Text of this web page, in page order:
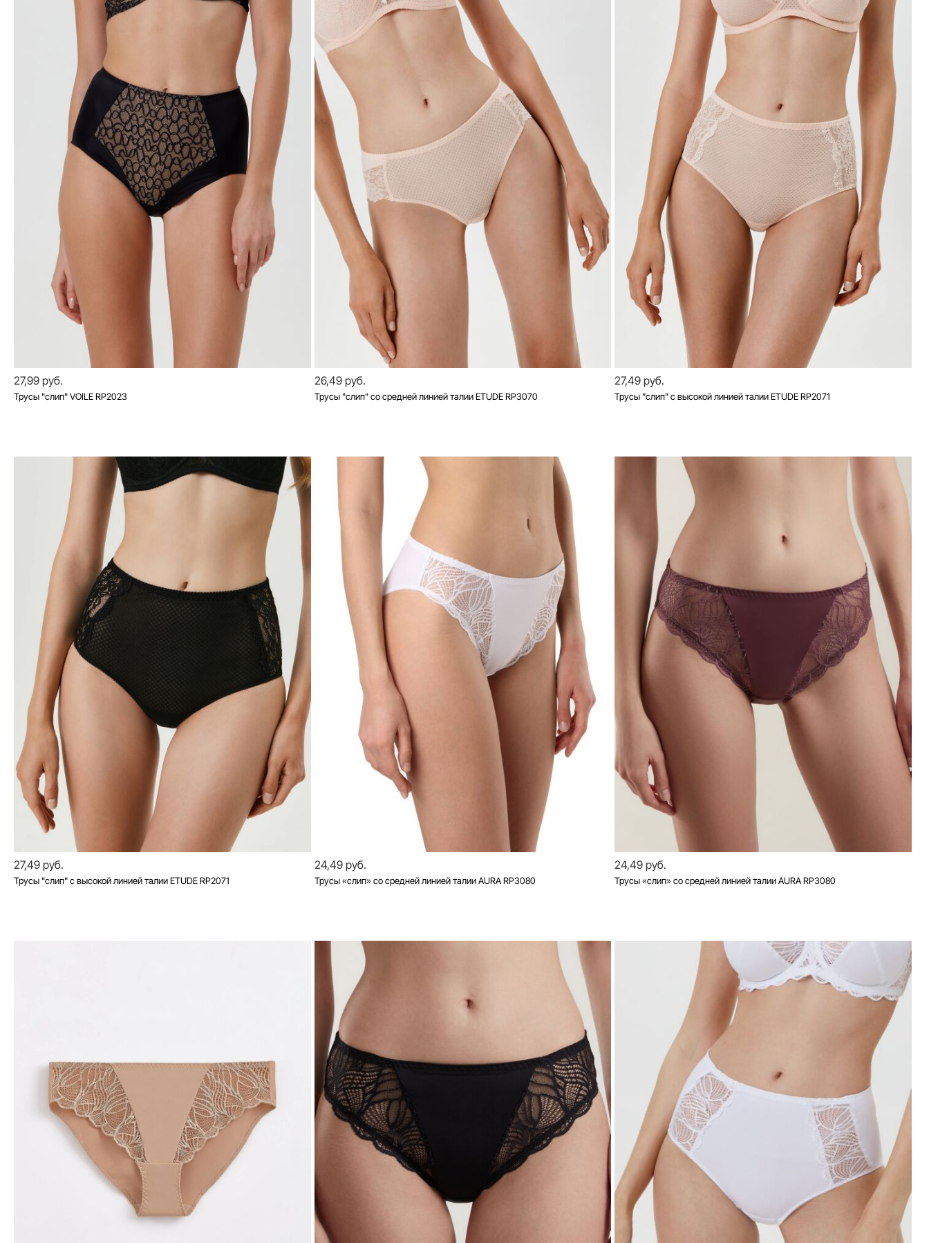
27,99 руб.
Трусы "слип" VOILE RP2023
26,49 руб.
Трусы "слип" со средней линией талии ETUDE RP3070
27,49 руб.
Трусы "слип" с высокой линией талии ETUDE RP2071
27,49 руб.
Трусы "слип" с высокой линией талии ETUDE RP2071
24,49 руб.
Трусы «слип» со средней линией талии AURA RP3080
24,49 руб.
Трусы «слип» со средней линией талии AURA RP3080